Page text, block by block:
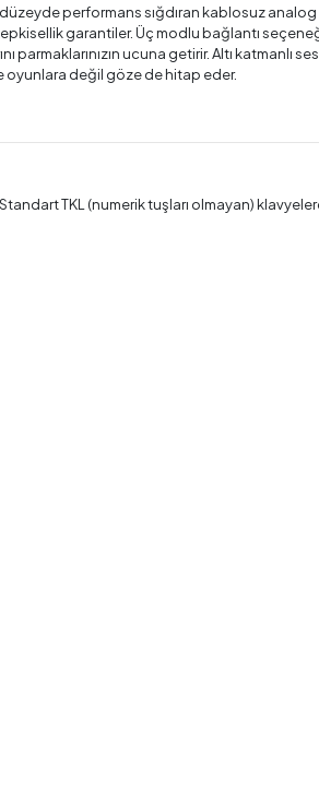
performans sığdıran kablosuz
garantiler. Üç modlu bağlantı
ucuna getirir. Altı katmanlı
oyunlara değil göze de hitap eder.
TKL (numerik tuşları olmayan)